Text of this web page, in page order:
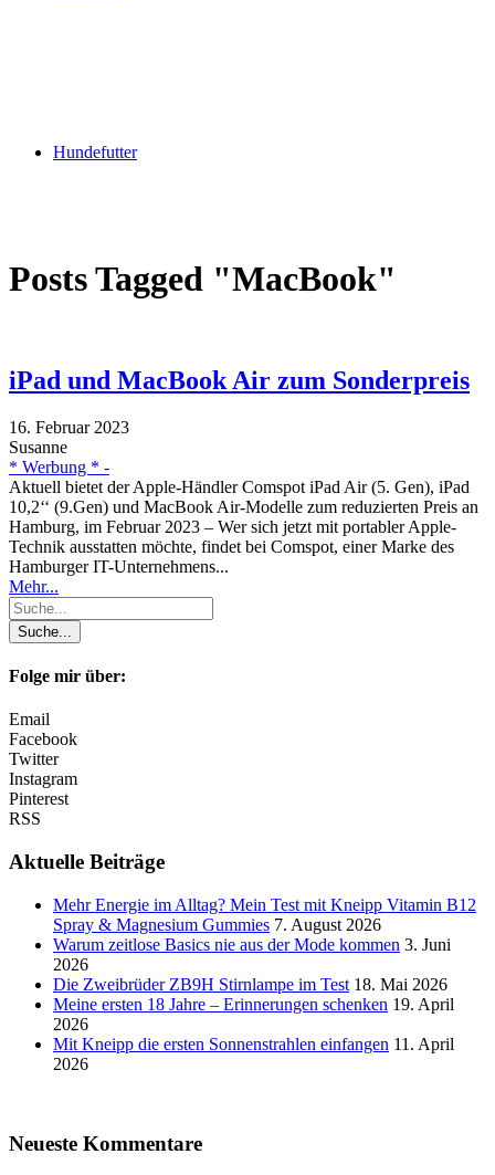
Hundefutter
Posts Tagged "MacBook"
iPad und MacBook Air zum Sonderpreis
16. Februar 2023
Susanne
* Werbung * -
Aktuell bietet der Apple-Händler Comspot iPad Air (5. Gen), iPad
10,2‘‘ (9.Gen) und MacBook Air-Modelle zum reduzierten Preis an
Hamburg, im Februar 2023 – Wer sich jetzt mit portabler Apple-
Technik ausstatten möchte, findet bei Comspot, einer Marke des
Hamburger IT-Unternehmens...
Mehr...
Folge mir über:
Email
Facebook
Twitter
Instagram
Pinterest
RSS
Aktuelle Beiträge
Mehr Energie im Alltag? Mein Test mit Kneipp Vitamin B12
Spray & Magnesium Gummies 7. August 2026
Warum zeitlose Basics nie aus der Mode kommen 3. Juni
2026
Die Zweibrüder ZB9H Stirnlampe im Test 18. Mai 2026
Meine ersten 18 Jahre – Erinnerungen schenken 19. April
2026
Mit Kneipp die ersten Sonnenstrahlen einfangen 11. April
2026
Neueste Kommentare